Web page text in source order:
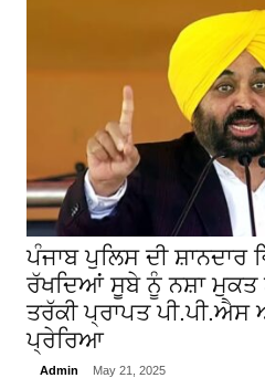
ਪੰਜਾਬ ਪੁਲਿਸ ਦੀ ਸ਼ਾਨਦਾਰ
ਰੱਖਦਿਆਂ ਸੂਬੇ ਨੂੰ ਨਸ਼ਾ ਮੁਕਤ
ਤਰੱਕੀ ਪ੍ਰਾਪਤ ਪੀ.ਪੀ.ਐਸ
ਪ੍ਰੇਰਿਆ
Admin May 21, 2025